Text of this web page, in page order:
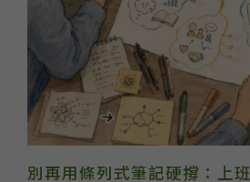
別再用條列式筆記硬撐：上